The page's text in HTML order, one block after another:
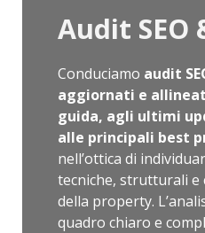
Audit SEO
Conduciamo audit
aggiornati e
guida, agli ultimi
alle principali best
nell’ottica di
tecniche, strutturali e
della property.
quadro chiaro e